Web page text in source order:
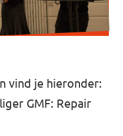
vind je hieronder:
GMF: Repair